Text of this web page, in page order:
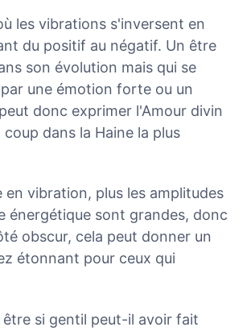
les vibrations s'inversent en
du positif au négatif. Un être
son évolution mais qui se
une émotion forte ou un
donc exprimer l'Amour divin
dans la Haine la plus
en vibration, plus les amplitudes
énergétique sont grandes, donc
obscur, cela peut donner un
étonnant pour ceux qui
être si gentil peut-il avoir fait